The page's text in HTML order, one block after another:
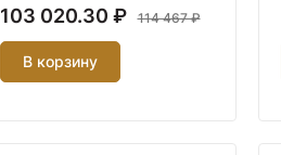
103 020.30 ₽ 114 467 ₽
В корзину